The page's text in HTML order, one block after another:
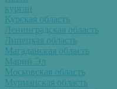
курган
Курская область
Ленинградская область
Липецкая область
Магаданская область
Марий Эл
Московская область
Мурманская область